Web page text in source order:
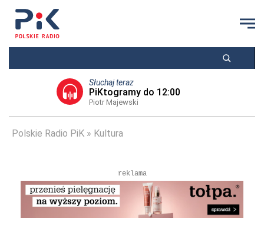
Słuchaj teraz
PiKtogramy do 12:00
Piotr Majewski
Polskie Radio PiK Kultura
reklama